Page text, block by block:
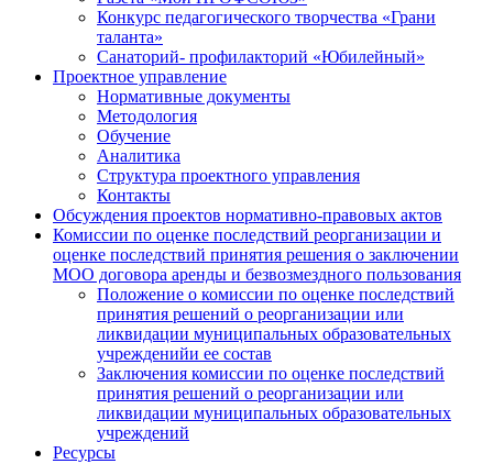
Конкурс педагогического творчества «Грани
таланта»
Санаторий- профилакторий «Юбилейный»
Проектное управление
Нормативные документы
Методология
Обучение
Аналитика
Структура проектного управления
Контакты
Обсуждения проектов нормативно-правовых актов
Комиссии по оценке последствий реорганизации и
оценке последствий принятия решения о заключении
МОО договора аренды и безвозмездного пользования
Положение о комиссии по оценке последствий
принятия решений о реорганизации или
ликвидации муниципальных образовательных
учрежденийи ее состав
Заключения комиссии по оценке последствий
принятия решений о реорганизации или
ликвидации муниципальных образовательных
учреждений
Ресурсы